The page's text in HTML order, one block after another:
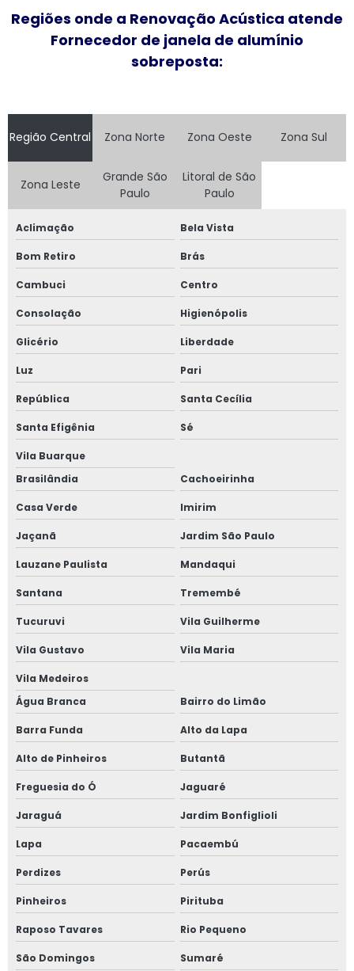
Fornecedor de janela de alumínio sobreposta
Fornecedor de janela anti ruído
Fornecedor de janela sobreposta de correr
Fornecedor de janela vidro multilaminado
Fornecedor de janela vidro triplo
Indústria de esquadrias de alumínio
Instalação de esquadrias de alumínio
Instalação de tela mosquiteira
Janela acústica
Janela acústica anti ruído
Janela acústica são paulo
Janela acústica sobrepor
Janela acústica sobreposta
Janela acústica vidro duplo
Janela acústica vidro triplo
Janela alto padrão
Janela com alto padrão acústico
Janela de alumínio anti ruído com vidro duplo
Janela de alumínio sob medida
Janela de alumínio sobreposta
Janela de alumínio sobreposta em são paulo
Janela de alumínio sobreposta em sp
Janela em aluminio vidro duplo
Janela anti barulho
Regiões onde a Renovação Acústica atende
Fornecedor de janela de alumínio
sobreposta:
Região Central Zona Norte Zona Oeste Zona Sul
Zona Leste
Grande São
Paulo
Litoral de São
Paulo
Aclimação Bela Vista
Bom Retiro Brás
Cambuci Centro
Consolação Higienópolis
Glicério Liberdade
Luz Pari
República Santa Cecília
Santa Efigênia Sé
Vila Buarque
Brasilândia
Cachoeirinha
Casa Verde Imirim
Jaçanã Jardim São Paulo
Lauzane Paulista Mandaqui
Santana Tremembé
Tucuruvi Vila Guilherme
Vila Gustavo Vila Maria
Vila Medeiros
Água Branca
Bairro do Limão
Barra Funda Alto da Lapa
Alto de Pinheiros Butantã
Freguesia do Ó Jaguaré
Jaraguá Jardim Bonfiglioli
Lapa Pacaembú
Perdizes Perús
Pinheiros Pirituba
Raposo Tavares Rio Pequeno
São Domingos Sumaré